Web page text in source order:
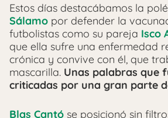
Estos días destacábamos la
Sálamo por defender la
futbolistas como su pareja Isco
que ella sufre una enfermedad
crónica y convive con él, que
mascarilla. Unas palabras que
criticadas por una gran parte
Blas Cantó se posicionó sin